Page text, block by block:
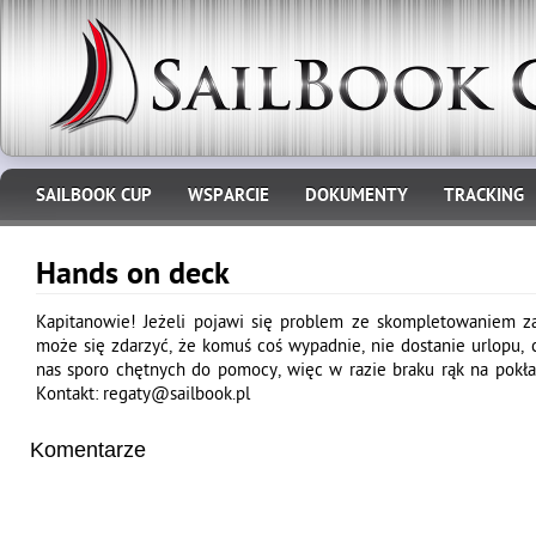
SAILBOOK CUP WSPARCIE DOKUMENTY TRACKING
Hands on deck
Kapitanowie! Jeżeli pojawi się problem ze skompletowaniem
może się zdarzyć, że komuś coś wypadnie, nie dostanie urlopu,
nas sporo chętnych do pomocy, więc w razie braku rąk na
Kontakt: regaty@sailbook.pl
Komentarze